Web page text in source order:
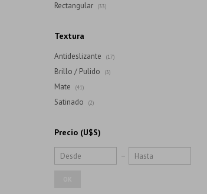
Textura
Antideslizante (17)
Brillo / Pulido (3)
Mate (41)
Satinado (2)
Precio (U$S)
Rectangular (33)